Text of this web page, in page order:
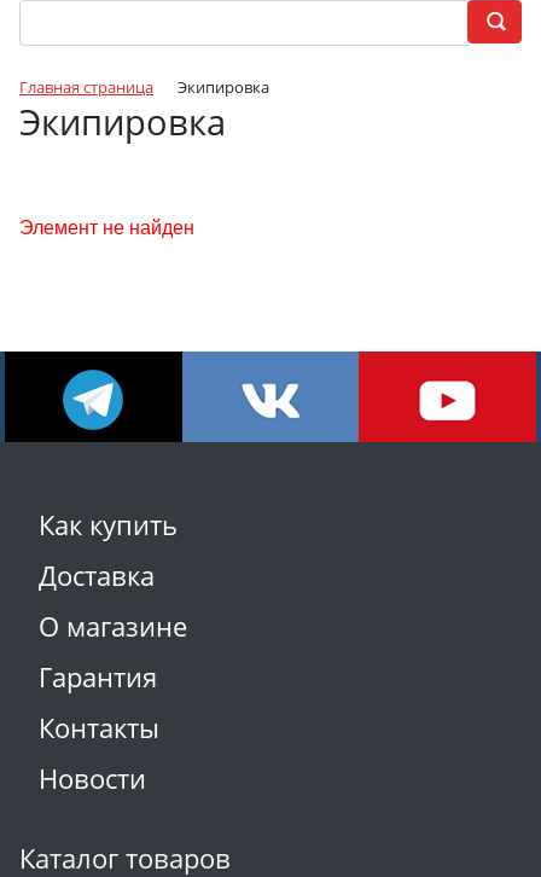
Главная страница Экипировка
Экипировка
Элемент не найден
Как купить
Доставка
О магазине
Гарантия
Контакты
Новости
Каталог товаров